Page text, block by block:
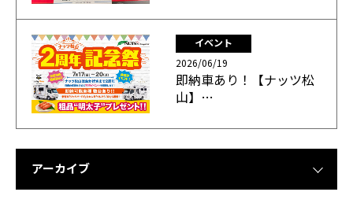
イベント
2026/06/19
即納車あり！【ナッツ松
山】…
アーカイブ